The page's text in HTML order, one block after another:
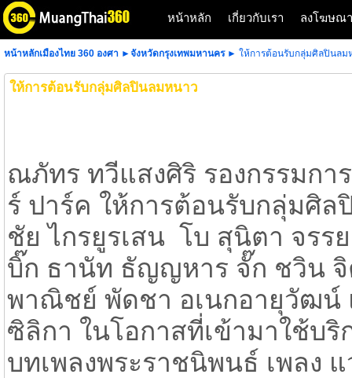
หน้าหลัก เกี่ยวกับเรา ลงโฆษณา
หน้าหลักเมืองไทย 360 องศา ►จังหวัดกรุงเทพมหานคร ► ให้การต้อนรับกลุ่มศิลปินลม
ให้การต้อนรับกลุ่มศิลปินลมหนาว
ณภัทร ทวีแสงศิริ รองกรรมกา
ร์ ปาร์ค ให้การต้อนรับกลุ่มศิ
ชัย ไกรยูรเสน โบ สุนิตา จรร
บิ๊ก ธานัท ธัญญหาร จั๊ก ชวิน
พาณิชย์ พัดชา อเนกอายุวัฒน์
ซิลิกา ในโอกาสที่เข้ามาใช้บ
บทเพลงพระราชนิพนธ์ เพลง